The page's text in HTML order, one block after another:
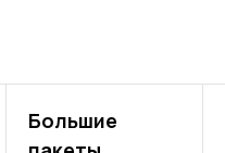
Большие